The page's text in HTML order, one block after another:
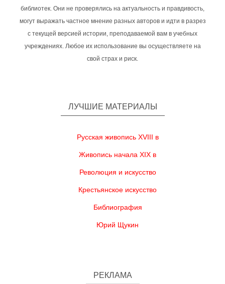
библиотек. Они не проверялись на актуальность и правдивость,
могут выражать частное мнение разных авторов и идти в разрез
с текущей версией истории, преподаваемой вам в учебных
учреждениях. Любое их использование вы осуществляете на
свой страх и риск.
ЛУЧШИЕ МАТЕРИАЛЫ
Русская живопись XVIII в
Живопись начала XIX в
Революция и искусство
Крестьянское искусство
Библиография
Юрий Щукин
РЕКЛАМА